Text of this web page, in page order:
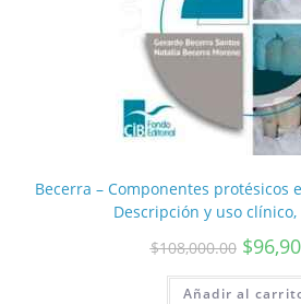
Becerra – Componentes protésicos
Descripción y uso clínico,
$108,000.00 $
Añadir al